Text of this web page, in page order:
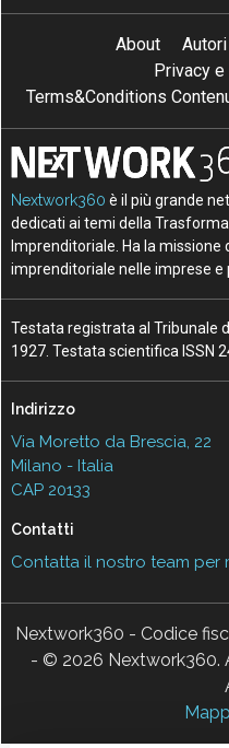
About Autori
Privacy
Terms&Conditions
Nextwork360 è il più grande
dedicati ai temi della
Imprenditoriale. Ha la
imprenditoriale nelle imprese
Testata registrata al Tribunale
1927. Testata scientifica ISSN
Indirizzo
Via Moretto da Brescia, 22
Milano - Italia
CAP 20133
Contatti
Contatta il nostro team per
Nextwork360 - Codice
- © 2026 Nextwork360.